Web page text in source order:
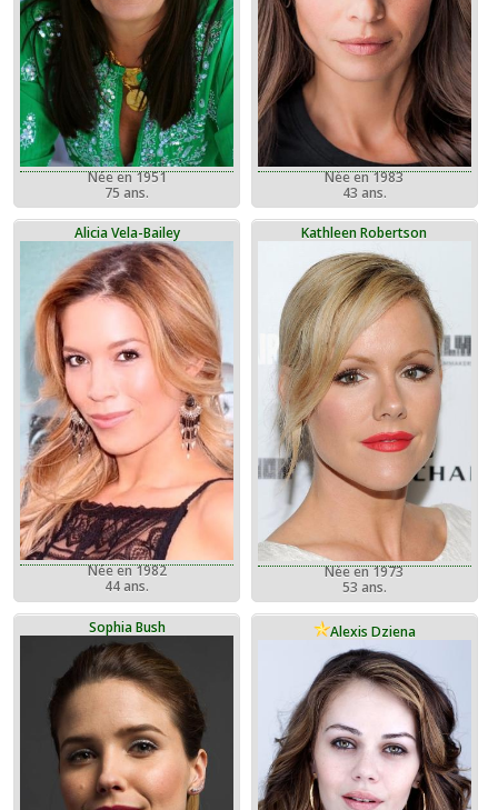
Née en 1951
75 ans.
Née en 1983
43 ans.
Alicia Vela-Bailey
Née en 1982
44 ans.
Kathleen Robertson
Née en 1973
53 ans.
Sophia Bush Alexis Dziena